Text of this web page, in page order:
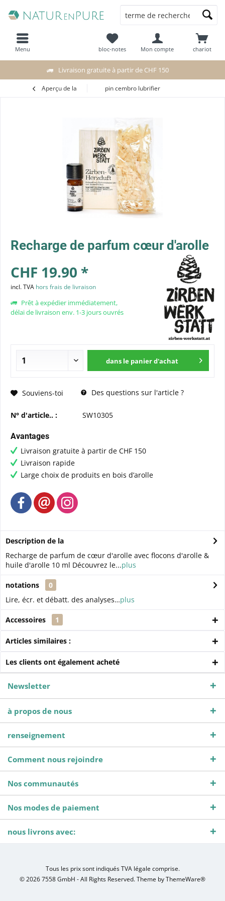
Livraison gratuite à partir de CHF 150
chariot
bloc-notes Mon compte
Menu
Aperçu de la pin cembro lubrifier
Recharge de parfum cœur d'arolle
CHF 19.90 *
incl. TVA hors frais de livraison
Prêt à expédier immédiatement,
délai de livraison env. 1-3 jours ouvrés
dans le panier d'achat
Souviens-toi Des questions sur l'article ?
N° d'article.. : SW10305
Avantages
Livraison gratuite à partir de CHF 150
Livraison rapide
Large choix de produits en bois d’arolle
Description de la
Recharge de parfum de cœur d'arolle avec flocons d'arolle &
huile d'arolle 10 ml Découvrez le...plus
notations
0
Lire, écr. et débatt. des analyses…plus
Accessoires 1
Articles similaires :
Les clients ont également acheté
Newsletter
à propos de nous
renseignement
Comment nous rejoindre
Nos communautés
Nos modes de paiement
nous livrons avec:
Tous les prix sont indiqués TVA légale comprise.
© 2026 7558 GmbH - All Rights Reserved. Theme byThemeWare®